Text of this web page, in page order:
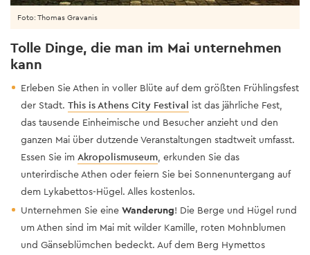
Foto: Thomas Gravanis
Tolle Dinge, die man im Mai unternehmen
kann
Erleben Sie Athen in voller Blüte auf dem größten Frühlingsfest
der Stadt. This is Athens City Festival ist das jährliche Fest,
das tausende Einheimische und Besucher anzieht und den
ganzen Mai über dutzende Veranstaltungen stadtweit umfasst.
Essen Sie im Akropolismuseum, erkunden Sie das
unterirdische Athen oder feiern Sie bei Sonnenuntergang auf
dem Lykabettos-Hügel. Alles kostenlos.
Unternehmen Sie eine Wanderung! Die Berge und Hügel rund
um Athen sind im Mai mit wilder Kamille, roten Mohnblumen
und Gänseblümchen bedeckt. Auf dem Berg Hymettos